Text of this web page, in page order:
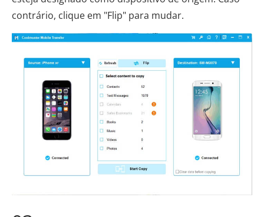
contrário, clique em "Flip" para mudar.